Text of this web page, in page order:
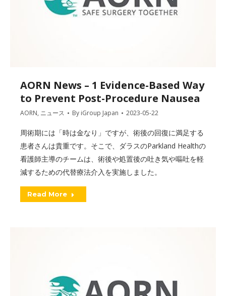
AORN News – 1 Evidence-Based Way
to Prevent Post-Procedure Nausea
AORN, ニュース By iGroup Japan 2023-05-22
周術期には「時は金なり」ですが、術後の回復に満足する
患者さんは貴重です。そこで、ダラスのParkland Healthの
看護師主導のチームは、術後や処置後の吐き気や嘔吐を軽
減するための代替療法介入を実施しました。
Read More